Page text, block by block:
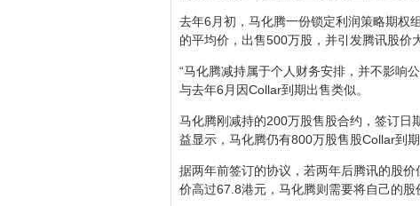
去年6月初，马化腾一份锁定利润策略期权
的平均价，出售500万股，并引发腾讯股价
“马化腾减持属于个人财务安排，并不影响
与去年6月因Collar到期出售类似。
马化腾刚减持的200万股售股合约，签订日
益显示，马化腾仍有800万股售股Collar到
据两年前签订的协议，若两年后腾讯的股
价高过67.8港元，马化腾则需要将自己的股